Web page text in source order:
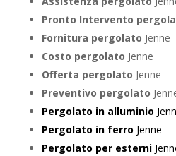
Pronto Intervento
Fornitura pergolato Jenne
Costo pergolato Jenne
Offerta pergolato Jenne
Preventivo pergolato
Pergolato in alluminio
Pergolato in ferro Jenne
Pergolato per esterni